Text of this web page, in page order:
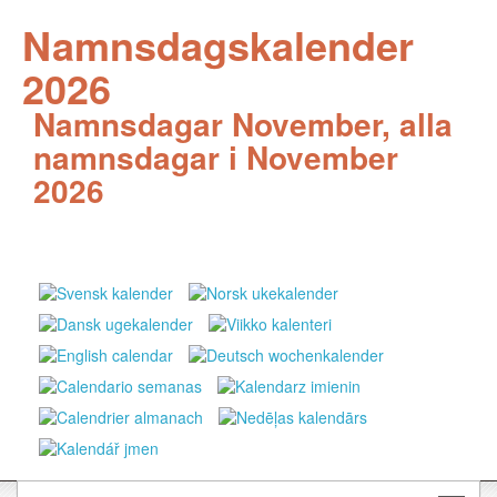
Namnsdagskalender
2026
Namnsdagar November, alla
namnsdagar i November
2026